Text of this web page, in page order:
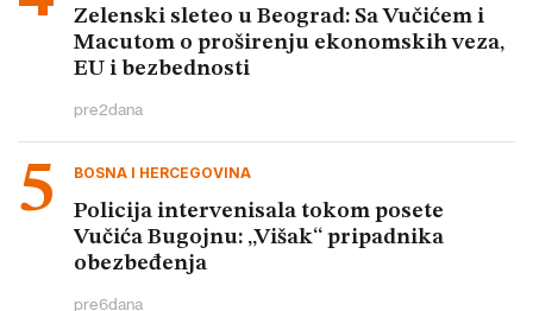
Zelenski sleteo u Beograd: Sa Vučićem i
Macutom o proširenju ekonomskih veza,
EU i bezbednosti
pre2dana
BOSNA I HERCEGOVINA
Policija intervenisala tokom posete
Vučića Bugojnu: „Višak“ pripadnika
obezbeđenja
pre6dana